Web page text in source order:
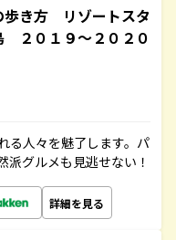
き方 リゾートスタ
２０１９～２０２０
る人々を魅了します。パ
派グルメも見逃せない！
詳細を見る